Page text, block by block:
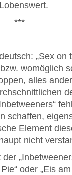
***
„Sex on
womöglich
alles
schaffen,
Element
nicht
oder „Eis